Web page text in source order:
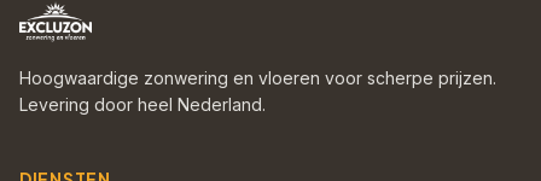
Hoogwaardige zonwering en vloeren voor scherpe prijzen.
Levering door heel Nederland.